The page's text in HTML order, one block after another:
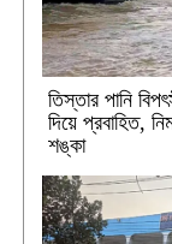
‎তিস্তার পানি
দিয়ে প্রবাহিত,
শঙ্কা